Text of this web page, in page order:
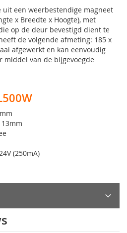
uit een weerbestendige magneet
x Breedte x Hoogte), met
op de deur bevestigd dient te
de volgende afmeting: 185 x
afgewerkt en kan eenvoudig
middel van de bijgevoegde
13mm
(250mA)